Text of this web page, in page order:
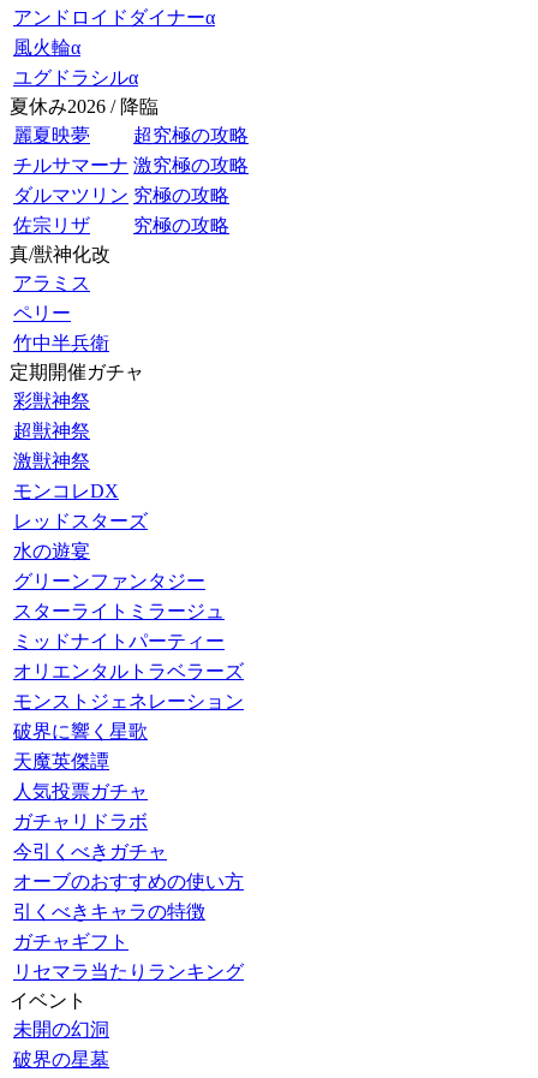
アンドロイドダイナーα
風火輪α
ユグドラシルα
夏休み2026 / 降臨
麗夏映夢
超究極の攻略
チルサマーナ 激究極の攻略
ダルマツリン 究極の攻略
佐宗リザ
究極の攻略
真/獣神化改
アラミス
ペリー
竹中半兵衛
定期開催ガチャ
彩獣神祭
超獣神祭
激獣神祭
モンコレDX
レッドスターズ
水の遊宴
グリーンファンタジー
スターライトミラージュ
ミッドナイトパーティー
オリエンタルトラベラーズ
モンストジェネレーション
破界に響く星歌
天魔英傑譚
人気投票ガチャ
ガチャリドラボ
今引くべきガチャ
オーブのおすすめの使い方
引くべきキャラの特徴
ガチャギフト
リセマラ当たりランキング
イベント
未開の幻洞
破界の星墓